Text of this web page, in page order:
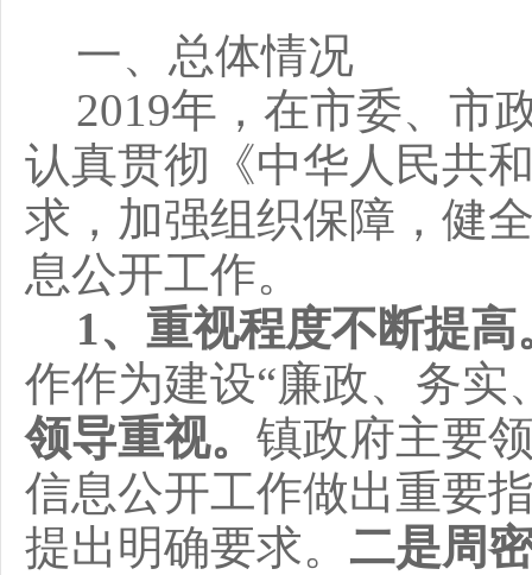
一、总体情况
2019年，在市委、市
认真贯彻《中华人民共
求，加强组织保障，健
息公开工作。
1、重视程度不断提高
作作为建设“廉政、务实
领导重视。 镇政府主要
信息公开工作做出重要
提出明确要求。 二是周